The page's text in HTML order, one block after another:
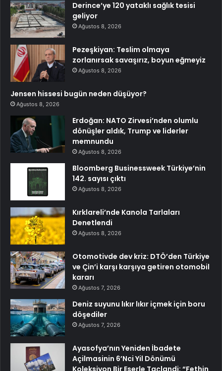
Derince’ye 120 yataklı sağlık tesisi
geliyor
Ağustos 8, 2026
Pezeşkiyan: Teslim olmaya
zorlanırsak savaşırız, boyun eğmeyiz
Ağustos 8, 2026
Jensen hissesi bugün neden düşüyor?
Ağustos 8, 2026
Erdoğan: NATO Zirvesi’nden olumlu
dönüşler aldık, Trump ve liderler
memnundu
Ağustos 8, 2026
Bloomberg Businessweek Türkiye’nin
142. sayısı çıktı
Ağustos 8, 2026
Kırklareli’nde Kanola Tarlaları
Denetlendi
Ağustos 8, 2026
Otomotivde dev kriz: DTÖ’den Türkiye
ve Çin’i karşı karşıya getiren otomobil
kararı
Ağustos 7, 2026
Deniz suyunu lıkır lıkır içmek için boru
döşediler
Ağustos 7, 2026
Ayasofya’nın Yeniden İbadete
Açilmasinin 6’Nci Yil Dönümü